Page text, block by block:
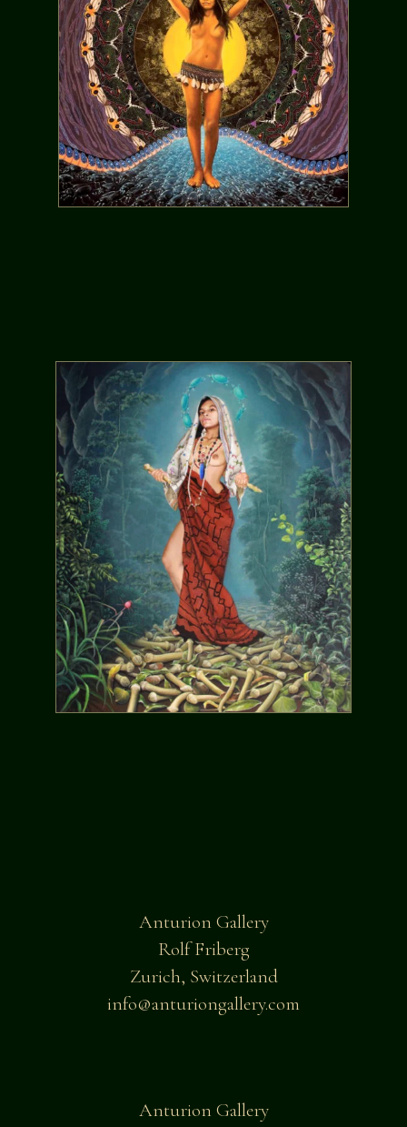
Anturion Gallery
Rolf Friberg
Zurich, Switzerland
info@anturiongallery.com
Anturion Gallery